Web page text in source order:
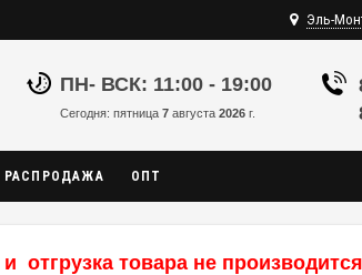
Эль-
ПН- ВСК: 11:00 - 19:00
Сегодня: пятница 7 августа 2026 г.
РАСПРОДАЖА ОПТ
отгрузка товара не